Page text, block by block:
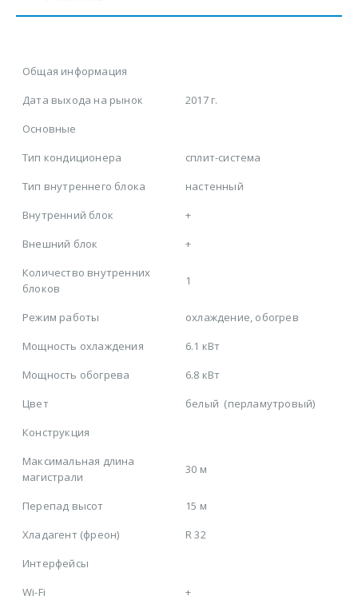
Общая информация
Дата выхода на рынок
2017 г.
Основные
Тип кондиционера
сплит-система
Тип внутреннего блока
настенный
Внутренний блок
+
Внешний блок
+
Количество внутренних
блоков
1
Режим работы
охлаждение, обогрев
Мощность охлаждения
6.1 кВт
Мощность обогрева
6.8 кВт
Цвет
белый (перламутровый)
Конструкция
Максимальная длина
магистрали
30 м
Перепад высот
15 м
Хладагент (фреон)
R 32
Интерфейсы
Wi-Fi
+